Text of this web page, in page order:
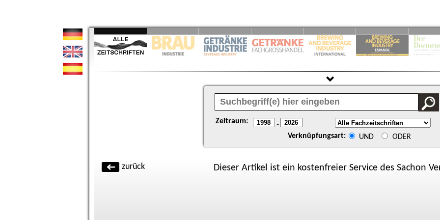
Zeitraum: -
Verknüpfungsart: UND ODER
zurück Dieser Artikel ist ein kostenfreier Service des Sachon